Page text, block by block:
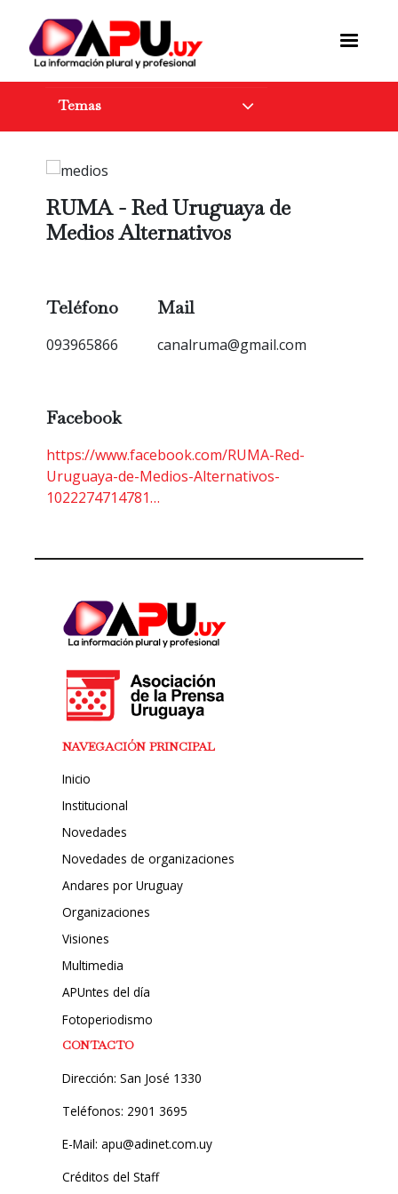
Temas
RUMA - Red Uruguaya de
Medios Alternativos
Teléfono
093965866
Mail
canalruma@gmail.com
Facebook
https://www.facebook.com/RUMA-Red-
Uruguaya-de-Medios-Alternativos-
1022274714781…
NAVEGACIÓN PRINCIPAL
Inicio
Institucional
Novedades
Novedades de organizaciones
Andares por Uruguay
Organizaciones
Visiones
Multimedia
APUntes del día
Fotoperiodismo
CONTACTO
Dirección: San José 1330
Teléfonos: 2901 3695
E-Mail: apu@adinet.com.uy
Créditos del Staff